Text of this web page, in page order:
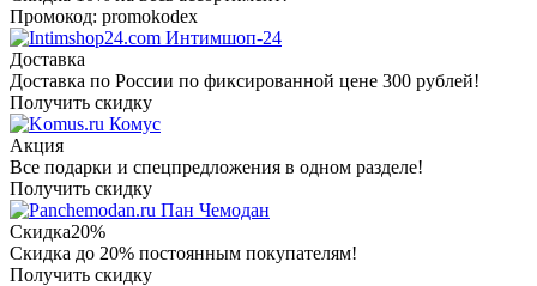
Промокод: promokodex
Интимшоп-24
Доставка
Доставка по России по фиксированной цене 300 рублей!
Получить скидку
Комус
Акция
Все подарки и спецпредложения в одном разделе!
Получить скидку
Пан Чемодан
Скидка20%
Скидка до 20% постоянным покупателям!
Получить скидку